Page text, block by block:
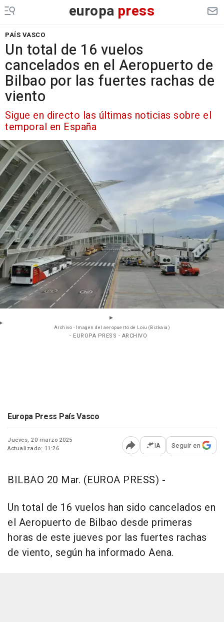
europa press
PAÍS VASCO
Un total de 16 vuelos
cancelados en el Aeropuerto de
Bilbao por las fuertes rachas de
viento
Sigue en directo las últimas noticias sobre el
temporal en España
Archivo - Imagen del aeropuerto de Loiu (Bizkaia)
- EUROPA PRESS - ARCHIVO
Europa Press País Vasco
Jueves, 20 marzo 2025
Actualizado: 11:26
Abrir opciones para
IA Seguir en
BILBAO 20 Mar. (EUROA PRESS) -
Un total de 16 vuelos han sido cancelados en
el Aeropuerto de Bilbao desde primeras
horas de este jueves por las fuertes rachas
de viento, según ha informado Aena.